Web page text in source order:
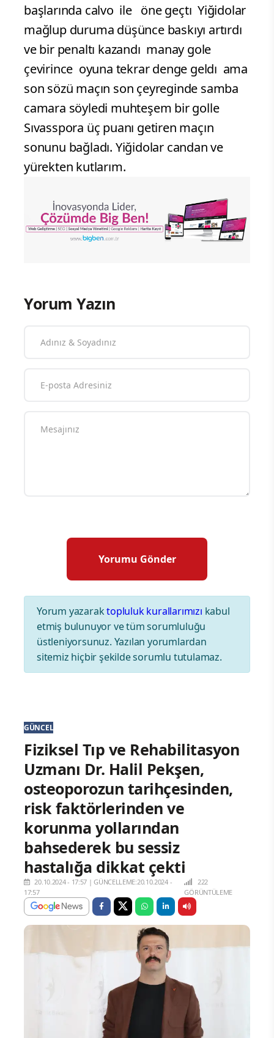
başlarında calvo ile öne geçtı Yiğidolar
mağlup duruma düşünce baskıyı artırdı
ve bir penaltı kazandı manay gole
çevirince oyuna tekrar denge geldı ama
son sözü maçın son çeyreginde samba
camara söyledi muhteşem bir golle
Sıvasspora üç puanı getiren maçın
sonunu bağladı. Yiğidolar candan ve
yürekten kutlarım.
Yorum Yazın
Yorum yazaraktopluluk kurallarımızı kabul
etmiş bulunuyor ve tüm sorumluluğu
üstleniyorsunuz. Yazılan yorumlardan
sitemiz hiçbir şekilde sorumlu tutulamaz.
GÜNCEL
Fiziksel Tıp ve Rehabilitasyon
Uzmanı Dr. Halil Pekşen,
osteoporozun tarihçesinden,
risk faktörlerinden ve
korunma yollarından
bahsederek bu sessiz
hastalığa dikkat çekti
20.10.2024 - 17:57 |GÜNCELLEME:20.10.2024 -
17:57
222
GÖRÜNTÜLEME